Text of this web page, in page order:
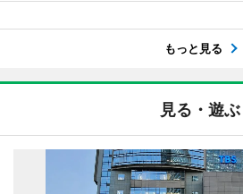
もっと見る
見る・遊ぶ